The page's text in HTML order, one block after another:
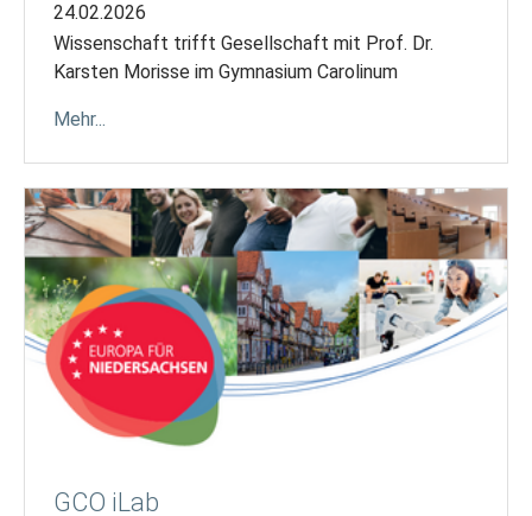
24.02.2026
Wissenschaft trifft Gesellschaft mit Prof. Dr.
Karsten Morisse im Gymnasium Carolinum
Mehr...
GCO iLab